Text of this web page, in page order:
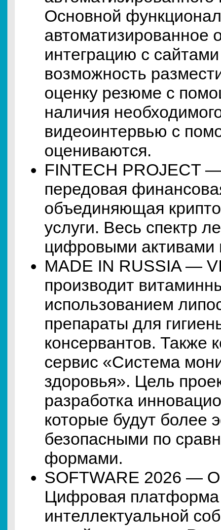
Основной
автоматизированное
интеграцию с
возможность
оценку резюме с
наличия
видеоинтервью с
оцениваются.
FINTECH PROJECT
передовая
объединяющая
услуги. Весь спектр
цифровыми активами
MADE IN RUSSIA —
производит
использованием
препараты для
консервантов. Также
сервис «Система
здоровья». Цель
разработка
которые будут
безопасными по
формами.
SOFTWARE 2026 —
Цифровая
интеллектуальной